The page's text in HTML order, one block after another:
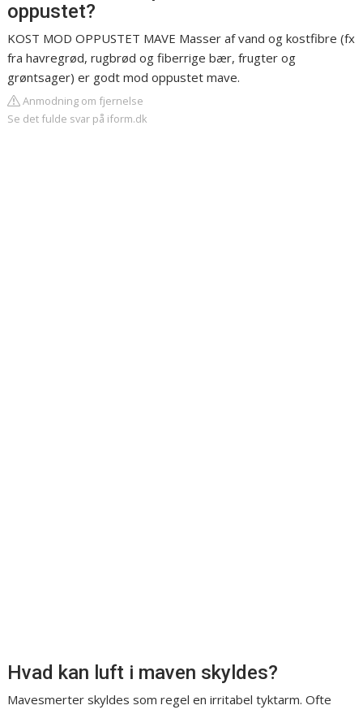
oppustet?
KOST MOD OPPUSTET MAVE Masser af vand og kostfibre (fx
fra havregrød, rugbrød og fiberrige bær, frugter og
grøntsager) er godt mod oppustet mave.
Anmodning om fjernelse
Se det fulde svar på iform.dk
Hvad kan luft i maven skyldes?
Mavesmerter skyldes som regel en irritabel tyktarm. Ofte